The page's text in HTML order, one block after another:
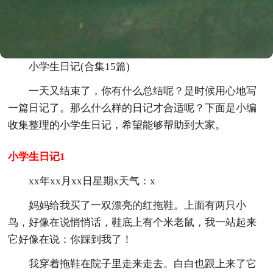
小学生日记(合集15篇)
一天又结束了，你有什么总结呢？是时候用心地写
一篇日记了。那么什么样的日记才合适呢？下面是小编
收集整理的小学生日记，希望能够帮助到大家。
小学生日记1
xx年xx月xx日星期x天气：x
妈妈给我买了一双漂亮的红拖鞋。上面有两只小
鸟，好像在说悄悄话，鞋底上有个米老鼠，我一站起来
它好像在说：你踩到我了！
我穿着拖鞋在院子里走来走去。白白也跟上来了它